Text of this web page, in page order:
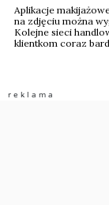
Aplikacje
na zdjęciu można
Kolejne sieci
klientkom coraz